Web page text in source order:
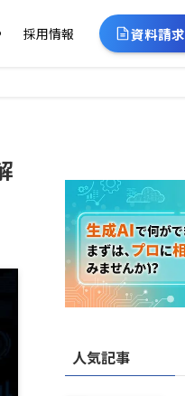
採用情報 資料請求
人気記事